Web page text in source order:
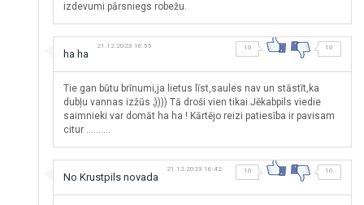
izdevumi pārsniegs robežu.
ha ha
21.12.2023 16:55 10 10
Tie gan būtu brīnumi,ja lietus līst,saules nav un stāstīt,ka
dubļu vannas izžūs ;)))) Tā droši vien tikai Jēkabpils viedie
saimnieki var domāt ha ha ! Kārtējo reizi patiesība ir pavisam
citur ..........
No Krustpils novada
21.12.2023 16:42 10 10